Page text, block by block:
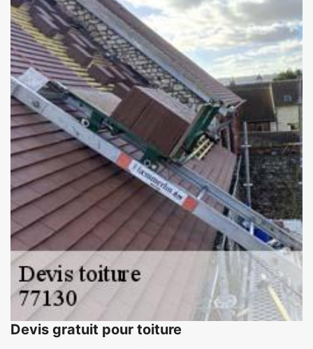
Devis gratuit pour toiture